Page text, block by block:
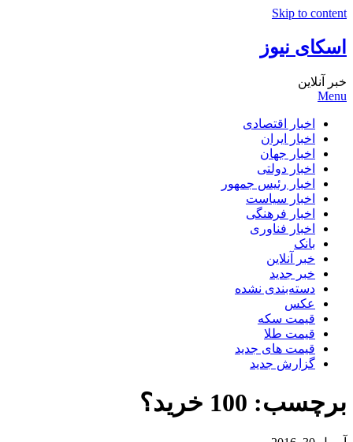
Skip to content
اسکای نیوز
خبر آنلاین
Menu
اخبار اقتصادی
اخبار ایران
اخبار جهان
اخبار دولتی
اخبار رئیس جمهور
اخبار سیاست
اخبار فرهنگی
اخبار فناوری
بانک
خبر آنلاین
خبر جدید
دسته‌بندی نشده
عکس
قیمت سکه
قیمت طلا
قیمت های جدید
گزارش جدید
برچسب: 100 خرید؟